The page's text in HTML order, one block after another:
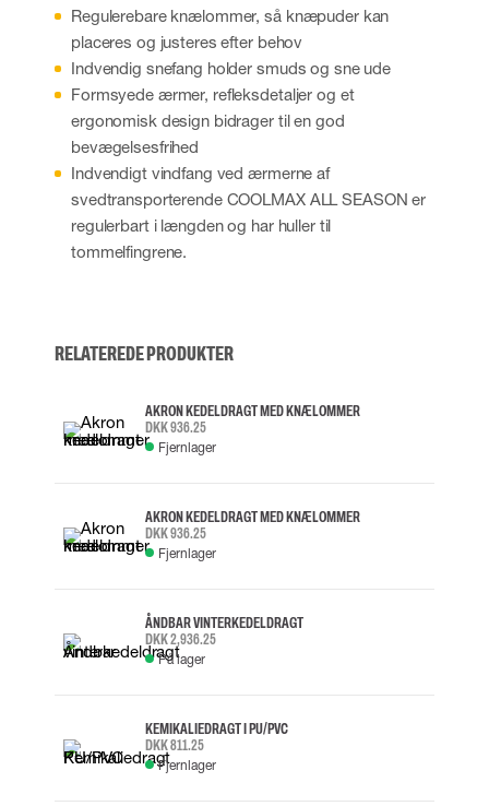
Regulerebare knælommer, så knæpuder kan
placeres og justeres efter behov
Indvendig snefang holder smuds og sne ude
Formsyede ærmer, refleksdetaljer og et
ergonomisk design bidrager til en god
bevægelsesfrihed
Indvendigt vindfang ved ærmerne af
svedtransporterende COOLMAX ALL SEASON er
regulerbart i længden og har huller til
tommelfingrene.
RELATEREDE PRODUKTER
AKRON KEDELDRAGT MED KNÆLOMMER
DKK 936.25
Fjernlager
AKRON KEDELDRAGT MED KNÆLOMMER
DKK 936.25
Fjernlager
ÅNDBAR VINTERKEDELDRAGT
DKK 2,936.25
På lager
KEMIKALIEDRAGT I PU/PVC
DKK 811.25
Fjernlager